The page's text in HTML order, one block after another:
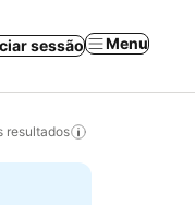
sessão Menu
resultados